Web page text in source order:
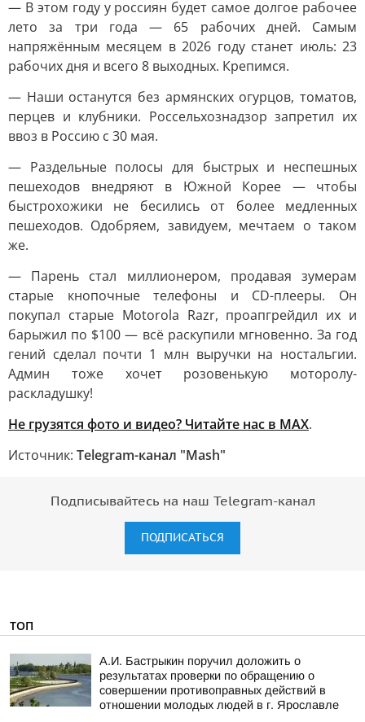
— В этом году у россиян будет самое долгое рабочее
лето за три года — 65 рабочих дней. Самым
напряжённым месяцем в 2026 году станет июль: 23
рабочих дня и всего 8 выходных. Крепимся.
— Наши останутся без армянских огурцов, томатов,
перцев и клубники. Россельхознадзор запретил их
ввоз в Россию с 30 мая.
— Раздельные полосы для быстрых и неспешных
пешеходов внедряют в Южной Корее — чтобы
быстрохожики не бесились от более медленных
пешеходов. Одобряем, завидуем, мечтаем о таком
же.
— Парень стал миллионером, продавая зумерам
старые кнопочные телефоны и CD-плееры. Он
покупал старые Motorola Razr, проапгрейдил их и
барыжил по $100 — всё раскупили мгновенно. За год
гений сделал почти 1 млн выручки на ностальгии.
Админ тоже хочет розовенькую моторолу-
раскладушку!
Не грузятся фото и видео? Читайте нас в MAX.
Источник: Telegram-канал "Mash"
Подписывайтесь на наш Telegram-канал
ПОДПИСАТЬСЯ
ТОП
А.И. Бастрыкин поручил доложить о
результатах проверки по обращению о
совершении противоправных действий в
отношении молодых людей в г. Ярославле